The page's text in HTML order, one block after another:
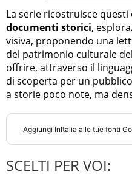
La serie ricostruisce
documenti storici,
visiva, proponendo una
del patrimonio culturale del
offrire, attraverso il
di scoperta per un
a storie poco note, ma
Aggiungi InItalia alle tue fonti
SCELTI PER VOI: